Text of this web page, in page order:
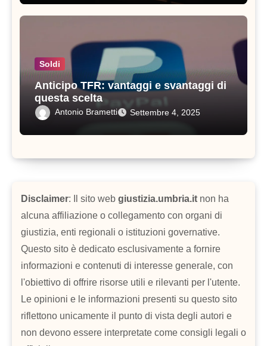
Soldi
Anticipo TFR: vantaggi e svantaggi di
questa scelta
Antonio Brametti Settembre 4, 2025
Disclaimer: Il sito web giustizia.umbria.it non ha
alcuna affiliazione o collegamento con organi di
giustizia, enti regionali o istituzioni governative.
Questo sito è dedicato esclusivamente a fornire
informazioni e contenuti di interesse generale, con
l'obiettivo di offrire risorse utili e rilevanti per l'utente.
Le opinioni e le informazioni presenti su questo sito
riflettono unicamente il punto di vista degli autori e
non devono essere interpretate come consigli legali o